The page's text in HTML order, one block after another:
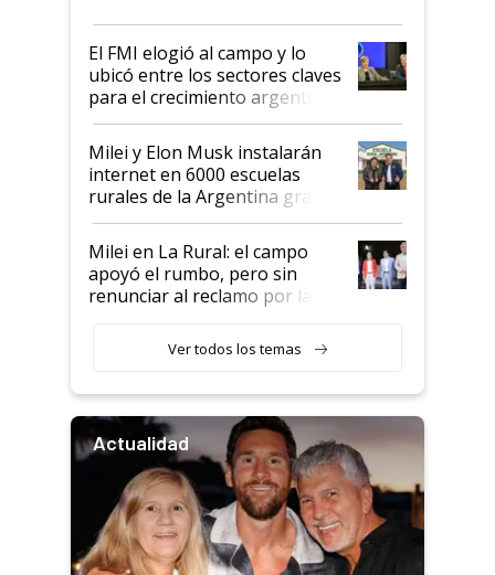
de Milei
El FMI elogió al campo y lo
ubicó entre los sectores claves
para el crecimiento argentino
Milei y Elon Musk instalarán
internet en 6000 escuelas
rurales de la Argentina gracias
a un acuerdo con Starlink
Milei en La Rural: el campo
apoyó el rumbo, pero sin
renunciar al reclamo por las
Ver todos los temas
Actualidad